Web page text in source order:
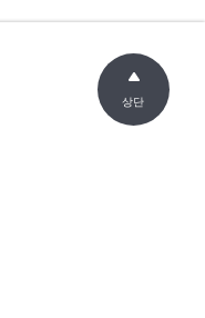
상단